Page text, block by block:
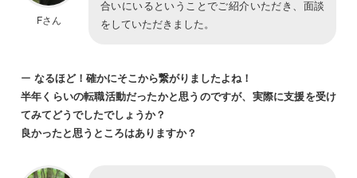
Fさん
合いにいるということでご紹介いただき、面談
をしていただきました。
ー なるほど！確かにそこから繋がりましたよね！
半年くらいの転職活動だったかと思うのですが、実際に支援を受け
てみてどうでしたでしょうか？
良かったと思うところはありますか？